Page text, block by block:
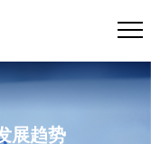
展趋势